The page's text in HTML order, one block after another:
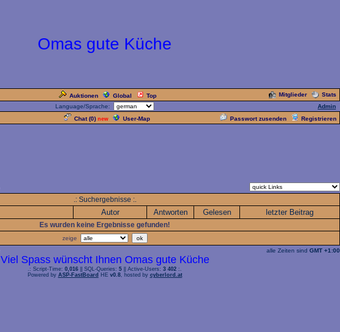
Omas gute Küche
Auktionen Global Top Mitglieder
Stats
Language/Sprache:
Admin
Chat (0) new User-Map Passwort zusenden Registrieren
.: Suchergebnisse :.
Autor Antworten Gelesen letzter Beitrag
Es wurden keine Ergebnisse gefunden!
zeige
alle Zeiten sind GMT +1:00
Viel Spass wünscht Ihnen Omas gute Küche
.: Script-Time: 0,016 || SQL-Queries: 5 || Active-Users: 3 402 :.
Powered by ASP-FastBoard HE v0.8, hosted by cyberlord.at